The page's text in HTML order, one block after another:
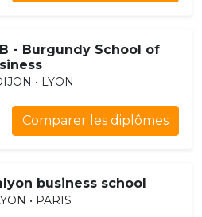
- Burgundy School of
• LYON
Comparer les diplômes
business school
• PARIS